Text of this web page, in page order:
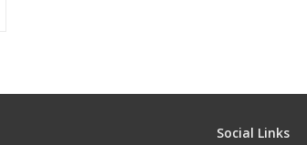
Social Links